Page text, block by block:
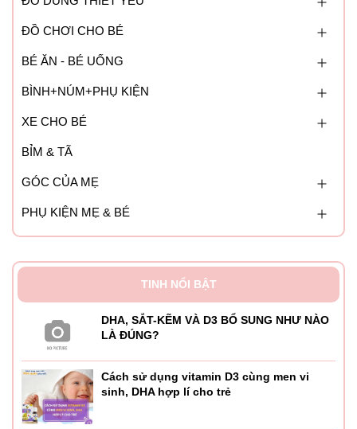
ĐỘ TUỔI SỬ DỤNG: Dành cho trẻ trên 1 tuổi
HẠN SỬ DỤNG: 8 tháng
ĐỒ CHƠI CHO BÉ
BÉ ĂN - BÉ UỐNG
BÌNH+NÚM+PHỤ KIỆN
XE CHO BÉ
BỈM & TÃ
GÓC CỦA MẸ
PHỤ KIỆN MẸ & BÉ
TINH NỔI BẬT
DHA, SẮT-KẼM VÀ D3 BỔ SUNG NHƯ NÀO
LÀ ĐÚNG?
Cách sử dụng vitamin D3 cùng men vi
sinh, DHA hợp lí cho trẻ